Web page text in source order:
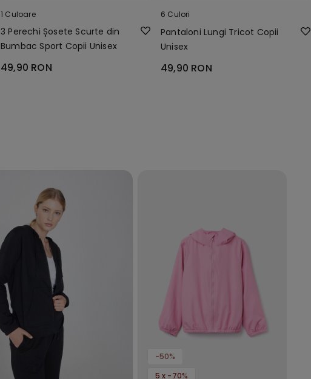
1 Culoare
3 Perechi Șosete Scurte din
Bumbac Sport Copii Unisex
49,90 RON
6 Culori
Pantaloni Lungi Tricot Copii
Unisex
49,90 RON
-50%
5 x -70%